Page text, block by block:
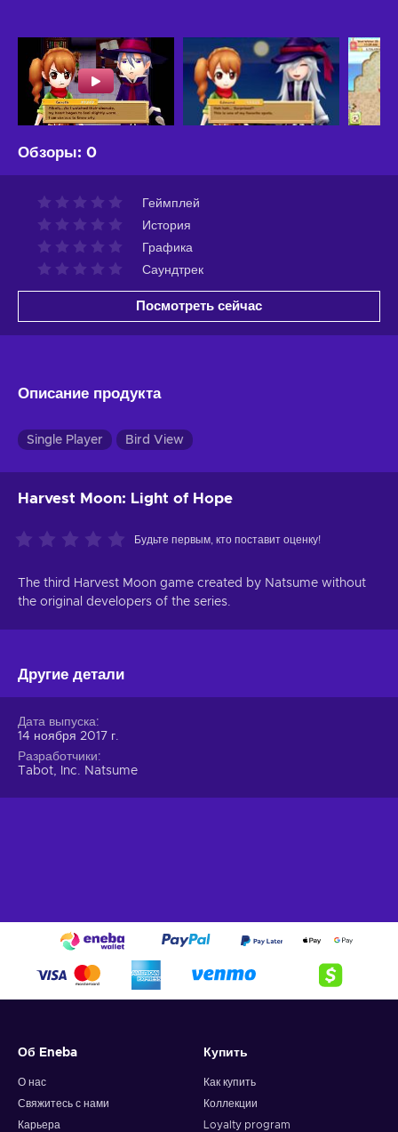
Обзоры: 0
Геймплей
История
Графика
Саундтрек
Посмотреть сейчас
Описание продукта
Single Player Bird View
Harvest Moon: Light of Hope
Будьте первым, кто поставит оценку!
The third Harvest Moon game created by Natsume without
the original developers of the series.
Другие детали
Дата выпуска
14 ноября 2017 г.
Разработчики
Tabot, Inc. Natsume
Об Eneba
О нас
Свяжитесь с нами
Карьера
Купить
Как купить
Коллекции
Loyalty program